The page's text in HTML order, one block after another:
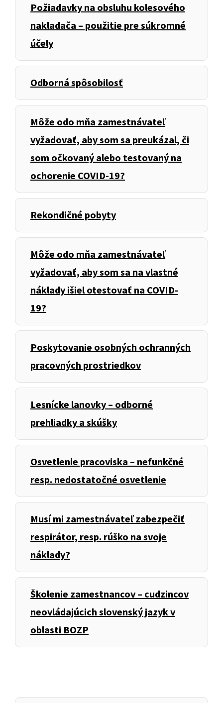
Požiadavky na obsluhu kolesového
nakladača – použitie pre súkromné
účely
Odborná spôsobilosť
Môže odo mňa zamestnávateľ
vyžadovať, aby som sa preukázal, či
som očkovaný alebo testovaný na
ochorenie COVID-19?
Rekondičné pobyty
Môže odo mňa zamestnávateľ
vyžadovať, aby som sa na vlastné
náklady išiel otestovať na COVID-
19?
Poskytovanie osobných ochranných
pracovných prostriedkov
Lesnícke lanovky – odborné
prehliadky a skúšky
Osvetlenie pracoviska – nefunkčné
resp. nedostatočné osvetlenie
Musí mi zamestnávateľ zabezpečiť
respirátor, resp. rúško na svoje
náklady?
Školenie zamestnancov – cudzincov
neovládajúcich slovenský jazyk v
oblasti BOZP